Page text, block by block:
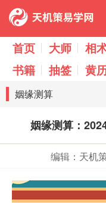
首页 大师 相
书籍
抽签 黄
姻缘测算
姻缘测算：
编辑：天机